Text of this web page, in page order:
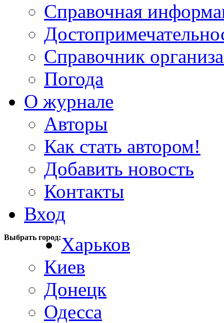
Справочная
Справочник
Погода
О журнале
Авторы
Как стать автором!
Добавить новость
Контакты
Вход
Выбрать город:Харьков
Киев
Донецк
Одесса